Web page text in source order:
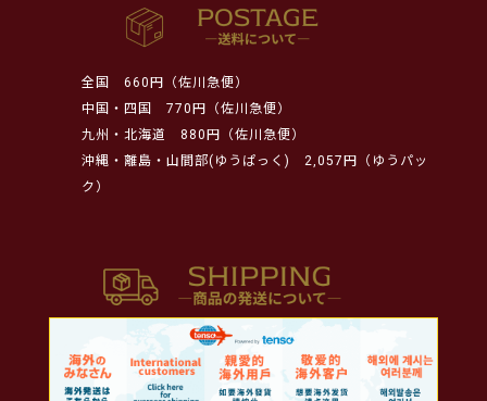
全国
660円（佐川急便）
中国・四国
770円（佐川急便）
九州・北海道
880円（佐川急便）
沖縄・離島・山間部(ゆうぱっく)
2,057円（ゆうパッ
ク）